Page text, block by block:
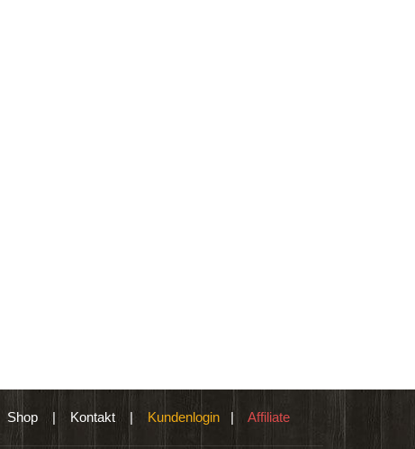
Shop| Kontakt| Kundenlogin| Affiliate